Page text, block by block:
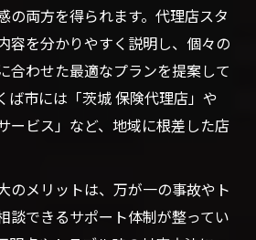
の両方を得られます。代理店スタ
容を分かりやすく説明し、個々の
合わせた最適なプランを提案して
ば市には「茨城 保険代理店」や
ービス」など、地域に根差した店
のメリットは、万が一の事故やト
談できるサポート体制が整ってい